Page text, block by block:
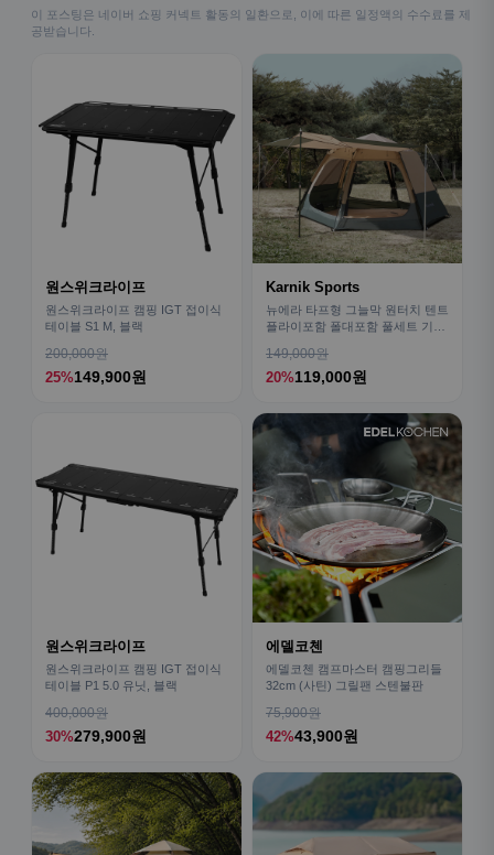
이 포스팅은 네이버 쇼핑 커넥트 활동의 일환으로, 이에 따른 일정액의 수수료를 제
공받습니다.
원스위크라이프
원스위크라이프 캠핑 IGT 접이식
테이블 S1 M, 블랙
200,000원
25%149,900원
Karnik Sports
뉴에라 타프형 그늘막 원터치 텐트
플라이포함 폴대포함 풀세트 기본
149,000원
20%119,000원
원스위크라이프
원스위크라이프 캠핑 IGT 접이식
테이블 P1 5.0 유닛, 블랙
400,000원
30%279,900원
에델코첸
에델코첸 캠프마스터 캠핑그리들
32cm (사틴) 그릴팬 스텐불판
75,900원
42%43,900원